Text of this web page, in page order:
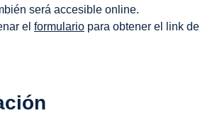
será accesible online.
el formulario para obtener el link de